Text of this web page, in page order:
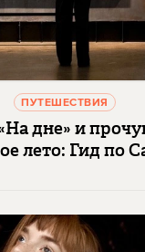
ПУТЕШЕСТВИЯ
дне» и
лето: Гид по